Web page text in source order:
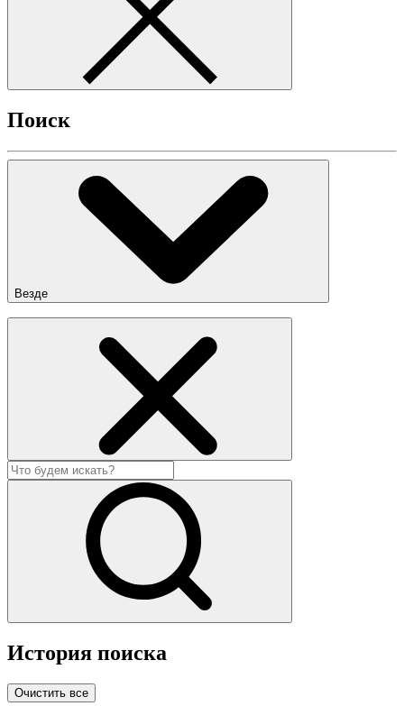
Поиск
Везде
История поиска
Очистить все